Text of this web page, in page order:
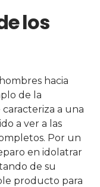
los
hacia
de la
a una
a ver a las
Por un
en idolatrar
de su
producto para